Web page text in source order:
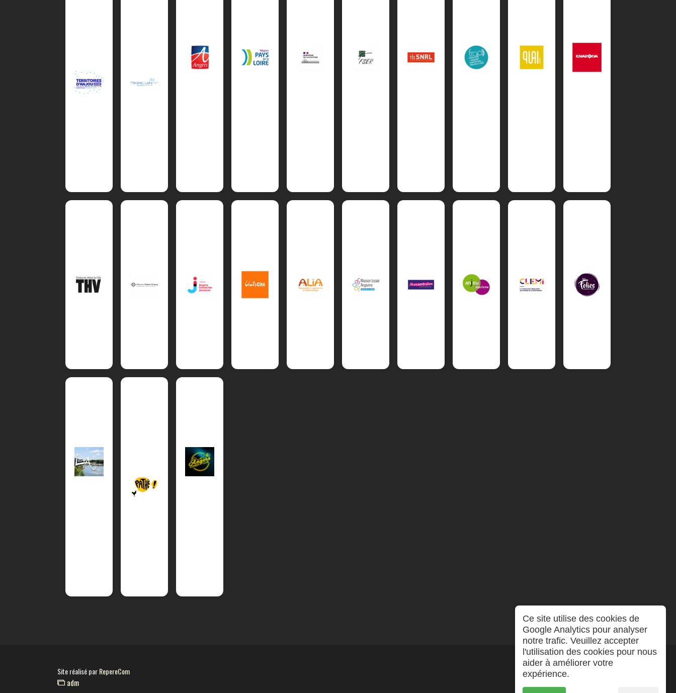
Site réalisé parRepereCom
adm
Ce site utilise des cookies de
Google Analytics pour analyser
notre trafic. Veuillez accepter
l'utilisation des cookies pour nous
aider à améliorer votre
expérience.